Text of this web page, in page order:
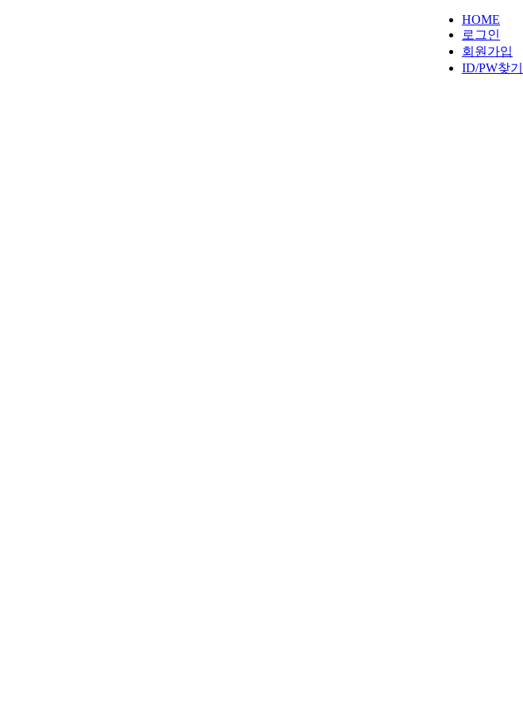
HOME
로그인
회원가입
ID/PW찾기